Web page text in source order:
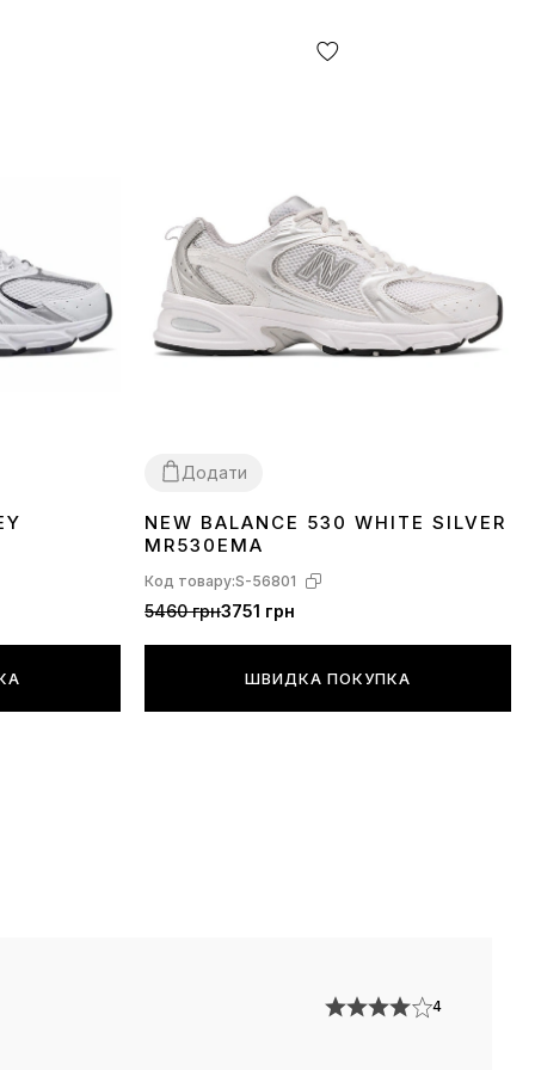
Додати
3637 3839404142 434445
NEW BALANCE 530 WHITE SILVER
MR530EMA
Код товару:S-56801
5460 грн3751 грн
ШВИДКА ПОКУПКА
4